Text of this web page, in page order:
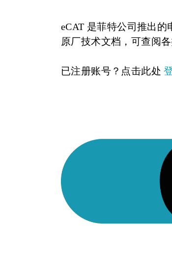
eCAT 是菲特公司推出
原厂技术文档，可查阅
已注册账号？点击此处